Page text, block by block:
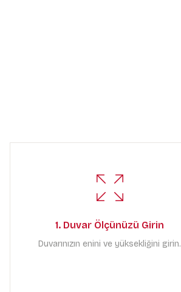
1. Duvar Ölçünüzü Girin
Duvarınızın enini ve yüksekliğini girin.